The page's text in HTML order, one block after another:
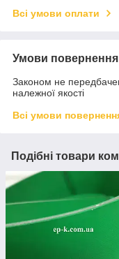
Всі умови оплати
Умови повернення
Законом не
належної якості
Всі умови
Подібні товари